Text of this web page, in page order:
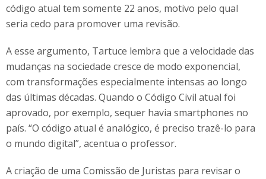
código atual tem somente 22 anos, motivo pelo qual
seria cedo para promover uma revisão.
A esse argumento, Tartuce lembra que a velocidade das
mudanças na sociedade cresce de modo exponencial,
com transformações especialmente intensas ao longo
das últimas décadas. Quando o Código Civil atual foi
aprovado, por exemplo, sequer havia smartphones no
país. “O código atual é analógico, é preciso trazê-lo para
o mundo digital”, acentua o professor.
A criação de uma Comissão de Juristas para revisar o